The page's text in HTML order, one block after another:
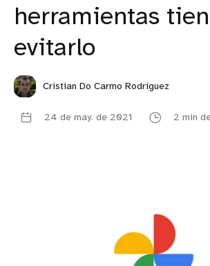
herramientas
evitarlo
Cristian Do Carmo Rodríguez
24 de may. de 2021 2 min